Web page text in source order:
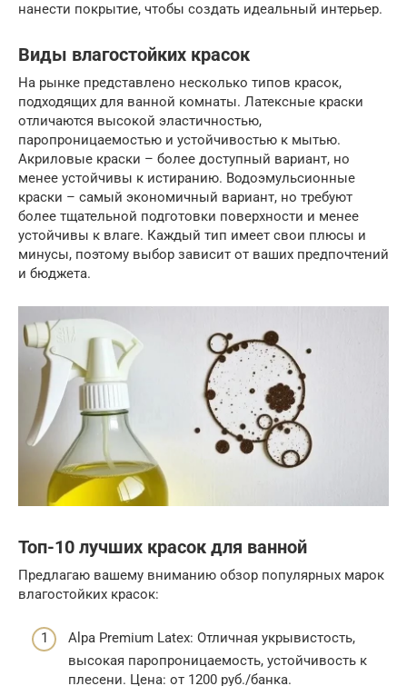
нанести покрытие, чтобы создать идеальный интерьер.
Виды влагостойких красок
На рынке представлено несколько типов красок,
подходящих для ванной комнаты. Латексные краски
отличаются высокой эластичностью,
паропроницаемостью и устойчивостью к мытью.
Акриловые краски – более доступный вариант, но
менее устойчивы к истиранию. Водоэмульсионные
краски – самый экономичный вариант, но требуют
более тщательной подготовки поверхности и менее
устойчивы к влаге. Каждый тип имеет свои плюсы и
минусы, поэтому выбор зависит от ваших предпочтений
и бюджета.
Топ-10 лучших красок для ванной
Предлагаю вашему вниманию обзор популярных марок
влагостойких красок:
Alpa Premium Latex: Отличная укрывистость,
высокая паропроницаемость, устойчивость к
плесени. Цена: от 1200 руб./банка.